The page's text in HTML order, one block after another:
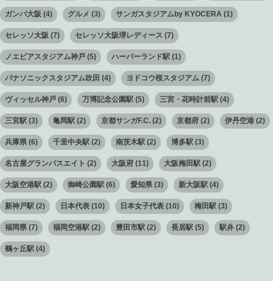
ガンバ大阪 (4) グルメ (3) サンガスタジアムby KYOCERA (1)
セレッソ大阪 (7) セレッソ大阪堺レディース (7)
ノエビアスタジアム神戸 (5) ハーバーランド駅 (1)
パナソニックスタジアム吹田 (4) ヨドコウ桜スタジアム (7)
ヴィッセル神戸 (6) 万博記念公園駅 (5) 三宮・花時計前駅 (4)
三宮駅 (3) 亀岡駅 (2) 京都サンガF.C. (2) 京都府 (2) 伊丹空港 (2)
兵庫県 (6) 千里中央駅 (2) 南茨木駅 (2) 博多駅 (3)
名古屋グランパスエイト (2) 大阪府 (11) 大阪梅田駅 (2)
大阪空港駅 (2) 御崎公園駅 (6) 愛知県 (3) 新大阪駅 (4)
新神戸駅 (2) 日本代表 (10) 日本女子代表 (10) 梅田駅 (3)
福岡県 (7) 福岡空港駅 (2) 豊田市駅 (2) 長居駅 (5) 駅弁 (2)
鶴ヶ丘駅 (4)